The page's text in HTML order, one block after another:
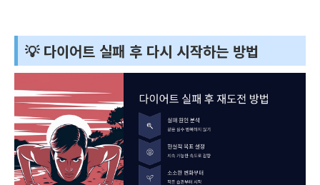
💡 다이어트 실패 후 다시 시작하는 방법